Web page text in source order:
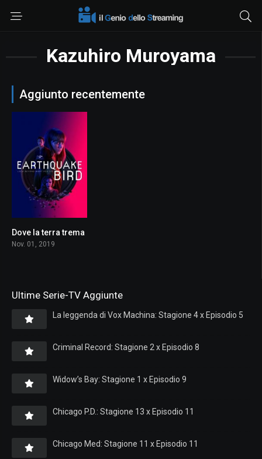
Kazuhiro Muroyama
Aggiunto recentemente
6.0
Dove la terra trema
Nov. 01, 2019
Ultime Serie-TV Aggiunte
La leggenda di Vox Machina: Stagione 4 x Episodio 5
Criminal Record: Stagione 2 x Episodio 8
Widow’s Bay: Stagione 1 x Episodio 9
Chicago P.D.: Stagione 13 x Episodio 11
Chicago Med: Stagione 11 x Episodio 11